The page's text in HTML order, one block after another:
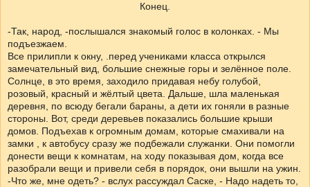
Конец.
-Так, народ, -послышался знакомый голос в колонках. - Мы
подъезжаем.
Все прилипли к окну, .перед учениками класса открылся
замечательный вид, большие снежные горы и зелённое поле.
Солнце, в это время, заходило придавая небу голубой,
розовый, красный и жёлтый цвета. Дальше, шла маленькая
деревня, по всюду бегали бараны, а дети их гоняли в разные
стороны. Вот, среди деревьев показались большие крыши
домов. Подъехав к огромным домам, которые смахивали на
замки , к автобусу сразу же подбежали служанки. Они помогли
донести вещи к комнатам, на ходу показывая дом, когда все
разобрали вещи и привели себя в порядок, они вышли на ужин.
-Что же, мне одеть? - вслух рассуждал Саске, - Надо надеть то,